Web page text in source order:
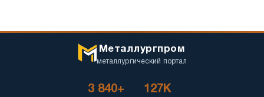
Металлургпром
металлургический портал
3 840+ 127K